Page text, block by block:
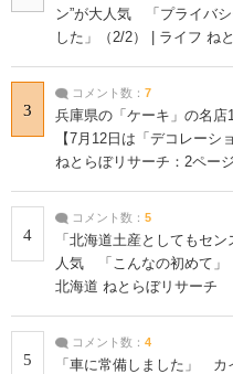
ン”が大人気 「プライバ
した」（2/2） | ライフ ね
3
コメント数： 7
兵庫県の「ケーキ」の名
【7月12日は「デコレーシ
ねとらぼリサーチ：2ペー
4
コメント数： 5
「北海道土産としてもセ
人気 「こんなの初めて」
北海道 ねとらぼリサーチ
5
コメント数： 4
「車に常備しました」 カ